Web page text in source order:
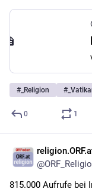
# _Religion #
0 1
@
815.000 Aufrufe bei